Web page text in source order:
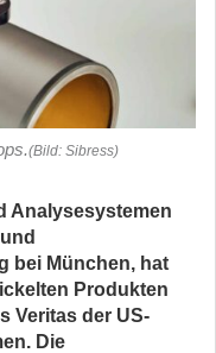
(Bild: Sibress)
Analysesystemen
bei München, hat
Produkten
Veritas der US-
Die